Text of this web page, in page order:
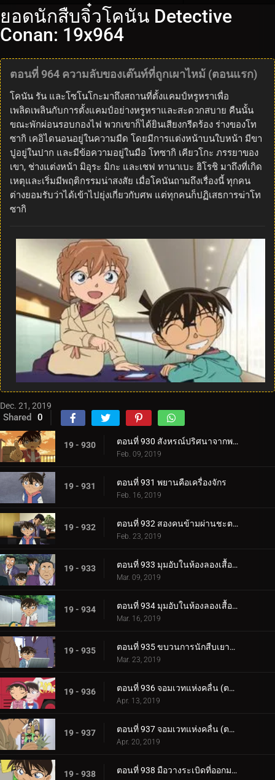
ยอดนักสืบจิ๋วโคนัน Detective
Conan: 19x964
ตอนที่ 964 ความลับของเต๊นท์ที่ถูกเผาไหม้ (ตอนแรก)
โคนัน รัน และโซโนโกะมาถึงสถานที่ตั้งแคมป์หรูหราเพื่อ
เพลิดเพลินกับการตั้งแคมป์อย่างหรูหราและสะดวกสบาย คืนนั้น
ขณะพักผ่อนรอบกองไฟ พวกเขาก็ได้ยินเสียงกรีดร้อง ร่างของโท
ซากิ เคอิไดนอนอยู่ในความมืด โดยมีการแต่งหน้าบนใบหน้า มีขา
ปูอยู่ในปาก และมีข้อความอยู่ในมือ โทซากิ เคียวโกะ ภรรยาของ
เขา, ช่างแต่งหน้า มิอุระ มิกะ และเชฟ ทานาเบะ ฮิโรชิ มาถึงที่เกิด
เหตุและเริ่มมีพฤติกรรมน่าสงสัย เมื่อโคนันถามถึงเรื่องนี้ ทุกคน
ต่างยอมรับว่าได้เข้าไปยุ่งเกี่ยวกับศพ แต่ทุกคนก็ปฏิเสธการฆ่าโท
ซากิ
Dec. 21, 2019
Shared 0
19 - 930 ตอนที่ 930 สังหรณ์ปริศนาจากพระพุทธรูป
Feb. 09, 2019
19 - 931 ตอนที่ 931 พยานคือเครื่องจักร
Feb. 16, 2019
19 - 932 ตอนที่ 932 สองคนข้ามผ่านชะตากรรม
Feb. 23, 2019
19 - 933 ตอนที่ 933 มุมอับในห้องลองเสื้อ (ตอนแรก)
Mar. 09, 2019
19 - 934 ตอนที่ 934 มุมอับในห้องลองเสื้อ (ตอนจบ)
Mar. 16, 2019
19 - 935 ตอนที่ 935 ขบวนการนักสืบเยาวชนกับคฤหาสน์ผีสิง
Mar. 23, 2019
19 - 936 ตอนที่ 936 จอมเวทแห่งคลื่น (ตอนแรก)
Apr. 13, 2019
19 - 937 ตอนที่ 937 จอมเวทแห่งคลื่น (ตอนจบ)
Apr. 20, 2019
19 - 938 ตอนที่ 938 มือวางระเบิดที่ออกมาจากหนังสือภาพ (ตอนแรก)